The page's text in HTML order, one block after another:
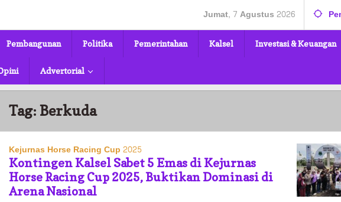
Jumat, 7 Agustus 2026
Pembangunan Politika Pemerintahan Kalsel Investasi & Keuangan
Advertorial
Tag:Berkuda
Kejurnas Horse Racing Cup 2025
Kontingen Kalsel Sabet 5 Emas di Kejurnas
Horse Racing Cup 2025, Buktikan Dominasi di
Arena Nasional